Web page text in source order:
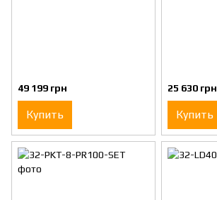
49 199 грн
Купить
25 630 грн
Купить